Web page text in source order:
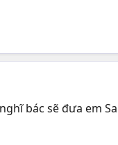
bác sẽ đưa em